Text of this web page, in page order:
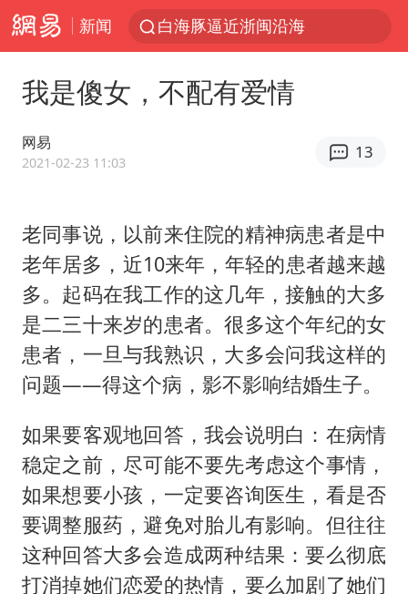
新闻
白海豚逼近浙闽沿海
杭州部分地铁高架段临时停运
2025年小学教师减少13.19万
浙江海域将现5到8米巨浪到狂浪
武契奇会见泽连斯基有何意图
上海大部迎大暴雨
《披荆斩棘2026》阵容官宣
“伊斯兰版北约”出现
伯克希尔净买入约200亿美元股票
以军士兵把枪口对准中国记者
构建更高水平的全民健身公共服务体系
我是傻女，不配有爱情
网易
2021-02-23 11:03
13
老同事说，以前来住院的精神病患者是中
老年居多，近10来年，年轻的患者越来越
多。起码在我工作的这几年，接触的大多
是二三十来岁的患者。很多这个年纪的女
患者，一旦与我熟识，大多会问我这样的
问题——得这个病，影不影响结婚生子。
如果要客观地回答，我会说明白：在病情
稳定之前，尽可能不要先考虑这个事情，
如果想要小孩，一定要咨询医生，看是否
要调整服药，避免对胎儿有影响。但往往
这种回答大多会造成两种结果：要么彻底
打消掉她们恋爱的热情，要么加剧了她们